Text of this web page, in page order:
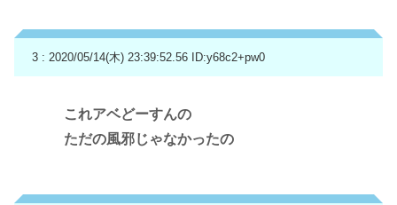
3 : 2020/05/14(木) 23:39:52.56 ID:y68c2+pw0
これアベどーすんの
ただの風邪じゃなかったの